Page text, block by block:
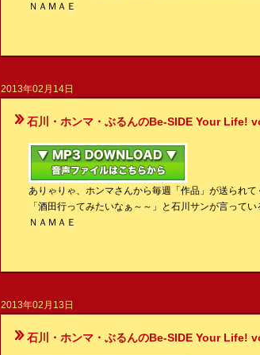
ＮＡＭＡＥ
2013年02月14日
石川・ホンマ・ぶるんのBe-SIDE Your Life!
ありゃりゃ、ホンマさんから毎週「作品」が送られ
「酒田行ってみたいなぁ～～」と石川サンが言ってい
ＮＡＭＡＥ
2013年02月13日
石川・ホンマ・ぶるんのBe-SIDE Your Life!